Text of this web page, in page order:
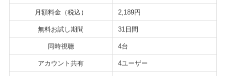
月額料金（税込） 2,189円
無料お試し期間 31日間
同時視聴 4台
アカウント共有 4ユーザー